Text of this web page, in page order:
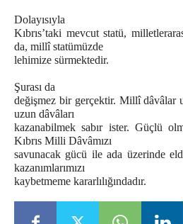
Dolayısıyla
Kıbrıs’taki mevcut statü,
da, millî statümüzde
lehimize sürmektedir.
Şurası da
değişmez bir gerçektir. Millî dâvâlar
uzun dâvâları
kazanabilmek sabır ister. Güçlü
Kıbrıs Milli Dâvâmızı
savunacak gücü ile ada üzerinde
kazanımlarımızı
kaybetmeme kararlılığındadır.